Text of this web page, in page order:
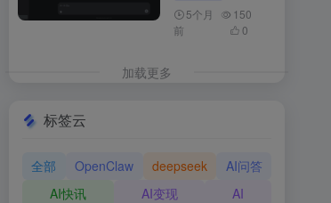
5个月
前
150
0
加载更多
标签云
全部 OpenClaw deepseek
AI问答
AI快讯
AI变现 AI